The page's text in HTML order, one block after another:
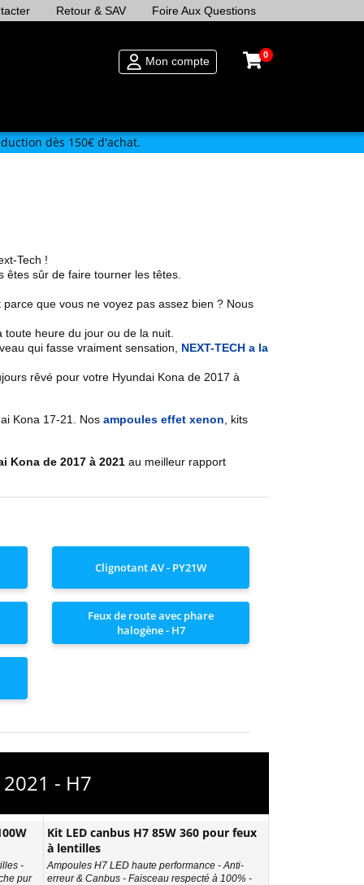
Retour & SAV Foire Aux Questions
Mon compte 0
dès 150€ d'achat.
Tech !
êtes sûr de faire tourner les têtes.
que vous ne voyez pas assez bien ? Nous
toute heure du jour ou de la nuit.
qui fasse vraiment sensation,
NEXT-TECH a la
rêvé pour votre Hyundai Kona de 2017 à
Kona 17-21 . Nos ampoules effet xenon , kits
Kona de 2017 à 2021 au meilleur rapport
Clignotant AV - PY21W
Feux de route avec phare
halogène - H7
- H7
-
pur
Kit LED canbus H7 85W 360 pour feux
à lentilles
Ampoules H7 LED haute performance - Anti-
erreur & Canbus - Faisceau respecté à 100% -